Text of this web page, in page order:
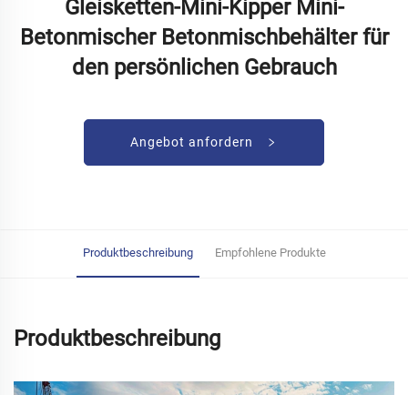
Gleisketten-Mini-Kipper Mini-
Betonmischer Betonmischbehälter für
den persönlichen Gebrauch
Angebot anfordern
Produktbeschreibung Empfohlene Produkte
Produktbeschreibung